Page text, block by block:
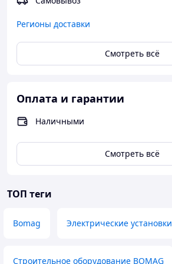
Регионы доставки
Смотреть всё
Оплата и гарантии
Наличными
Смотреть всё
ТОП теги
Bomag Электрические установки
Строительное оборудование BOMAG